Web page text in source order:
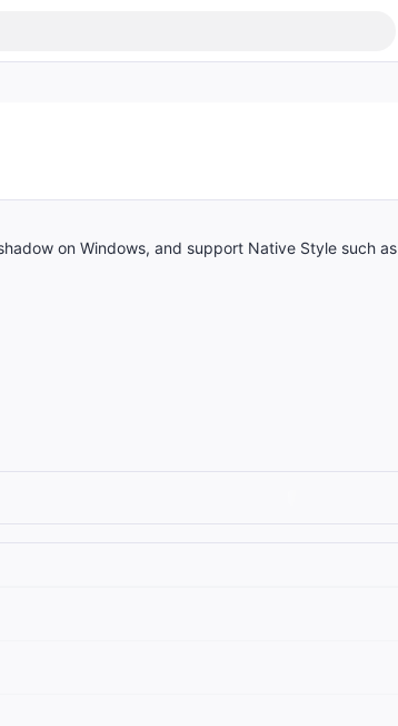
on Windows, and support Native Style such as